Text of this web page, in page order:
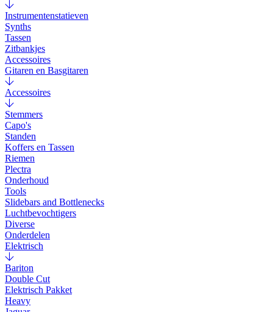
Instrumentenstatieven
Synths
Tassen
Zitbankjes
Accessoires
Gitaren en Basgitaren
Accessoires
Stemmers
Capo's
Standen
Koffers en Tassen
Riemen
Plectra
Onderhoud
Tools
Slidebars and Bottlenecks
Luchtbevochtigers
Diverse
Onderdelen
Elektrisch
Bariton
Double Cut
Elektrisch Pakket
Heavy